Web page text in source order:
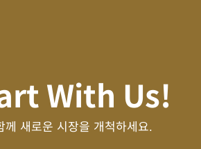
With Us!
께 새로운 시장을 개척하세요.